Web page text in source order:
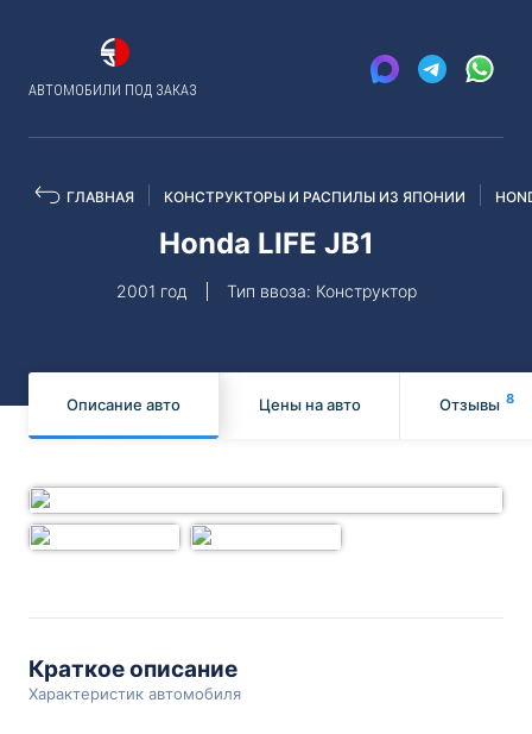
АВТОМОБИЛИ ПОД ЗАКАЗ
ГЛАВНАЯ КОНСТРУКТОРЫ И РАСПИЛЫ ИЗ ЯПОНИИ
Honda LIFE JB1
2001 год Тип ввоза: Конструктор
Описание авто Цены на авто Отзывы 8
Краткое описание
Характеристик автомобиля